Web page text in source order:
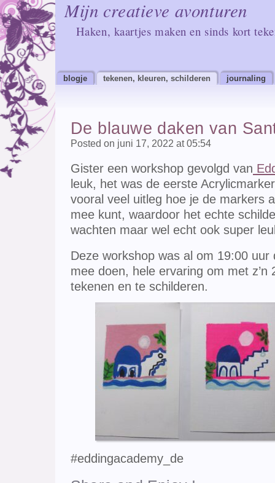
Mijn creatieve avonturen
Haken, kaartjes maken en sinds kort
blogje tekenen, kleuren, schilderen journaling
De blauwe daken van
Posted on juni 17, 2022 at 05:54
Gister een workshop gevolgd van
leuk, het was de eerste
vooral veel uitleg hoe je de markers
mee kunt, waardoor het echte
wachten maar wel echt ook super
Deze workshop was al om 19:00
mee doen, hele ervaring om met z’n
tekenen en te schilderen.
#eddingacademy_de